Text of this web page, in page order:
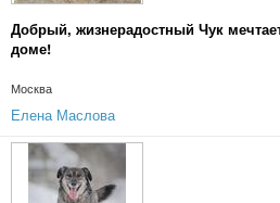
Добрый, жизнерадостный Чук
доме!
Москва
Елена Маслова